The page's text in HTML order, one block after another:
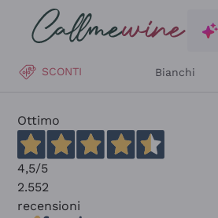
Salta al contenuto principale
SCONTI Bianchi
Ottimo
4,5/5
2.552
recensioni